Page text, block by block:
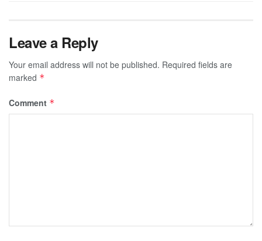
Leave a Reply
Your email address will not be published. Required fields are
marked *
Comment *